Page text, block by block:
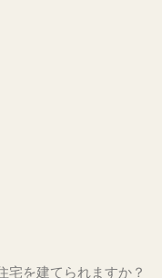
宅を建てられますか？